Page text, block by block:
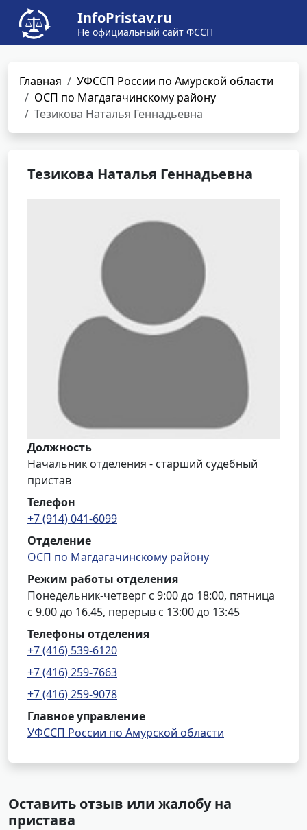
InfoPristav.ru
Не официальный сайт ФССП
Главная
УФССП России по Амурской области
ОСП по Магдагачинскому району
Тезикова Наталья Геннадьевна
Тезикова Наталья Геннадьевна
Должность
Начальник отделения - старший судебный
пристав
Телефон
+7 (914) 041-6099
Отделение
ОСП по Магдагачинскому району
Режим работы отделения
Понедельник-четверг с 9:00 до 18:00, пятница
с 9.00 до 16.45, перерыв с 13:00 до 13:45
Телефоны отделения
+7 (416) 539-6120
+7 (416) 259-7663
+7 (416) 259-9078
Главное управление
УФССП России по Амурской области
Оставить отзыв или жалобу на
пристава